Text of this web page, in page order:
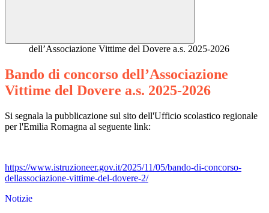
dell’Associazione Vittime del Dovere a.s. 2025-2026
Bando di concorso dell’Associazione
Vittime del Dovere a.s. 2025-2026
Si segnala la pubblicazione sul sito dell'Ufficio scolastico regionale
per l'Emilia Romagna al seguente link:
https://www.istruzioneer.gov.it/2025/11/05/bando-di-concorso-
dellassociazione-vittime-del-dovere-2/
Notizie